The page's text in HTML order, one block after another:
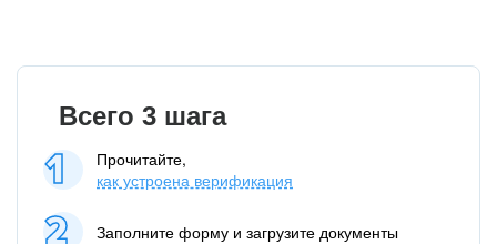
Всего 3 шага
Прочитайте,
как устроена верификация
Заполните форму и загрузите документы